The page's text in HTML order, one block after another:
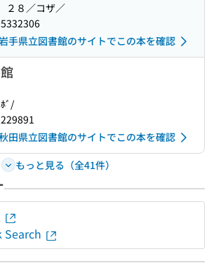
２８／コザ／
手県立図書館のサイトでこの本を確認
ﾞ/
田県立図書館のサイトでこの本を確認
もっと見る（全41件）
Search